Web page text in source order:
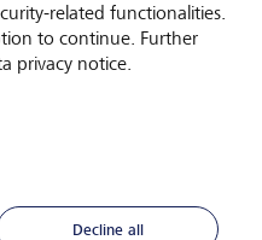
Impact Investing eine
und plant im vierten
in Höhe von rund
Das Portfolio ist in rund
als auch aufgrund
bieten.
related functionalities.
to continue. Further
privacy notice.
Decline all